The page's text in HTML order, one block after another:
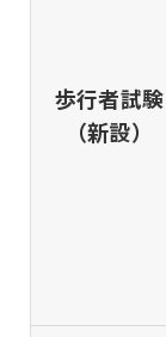
歩行者試験
（新設）